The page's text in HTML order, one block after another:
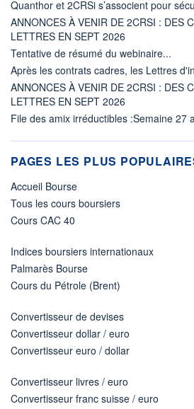
Quanthor et 2CRSi s’associent pour
ANNONCES À VENIR DE 2CRSI : DES
LETTRES EN SEPT 2026
Tentative de résumé du webinaire...
Après les contrats cadres, les Lettres
ANNONCES À VENIR DE 2CRSI : DES
LETTRES EN SEPT 2026
File des amix irréductibles :Semaine 27
PAGES LES PLUS
Accueil Bourse
Tous les cours boursiers
Cours CAC 40
Indices boursiers internationaux
Palmarès Bourse
Cours du Pétrole (Brent)
Convertisseur de devises
Convertisseur dollar / euro
Convertisseur euro / dollar
Convertisseur livres / euro
Convertisseur franc suisse / euro